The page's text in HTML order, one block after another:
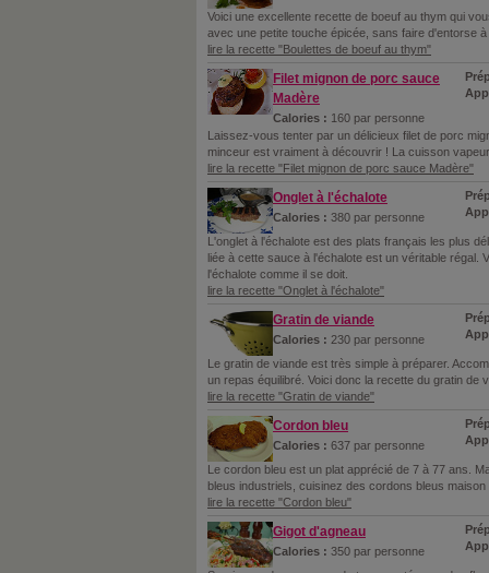
Voici une excellente recette de boeuf au thym qui
avec une petite touche épicée, sans faire d'entorse
lire la recette "Boulettes de boeuf au thym"
Filet mignon de porc sauce
Madère
Calories : 160 par personne
Laissez-vous tenter par un délicieux filet de porc
minceur est vraiment à découvrir ! La cuisson
lire la recette "Filet mignon de porc sauce Madère"
Onglet à l'échalote
Calories : 380 par personne
L'onglet à l'échalote est des plats français les plus
liée à cette sauce à l'échalote est un véritable régal.
l'échalote comme il se doit.
lire la recette "Onglet à l'échalote"
Gratin de viande
Calories : 230 par personne
Le gratin de viande est très simple à préparer.
un repas équilibré. Voici donc la recette du gratin de
lire la recette "Gratin de viande"
Cordon bleu
Calories : 637 par personne
Le cordon bleu est un plat apprécié de 7 à 77 ans.
bleus industriels, cuisinez des cordons bleus maison
lire la recette "Cordon bleu"
Gigot d'agneau
Calories : 350 par personne